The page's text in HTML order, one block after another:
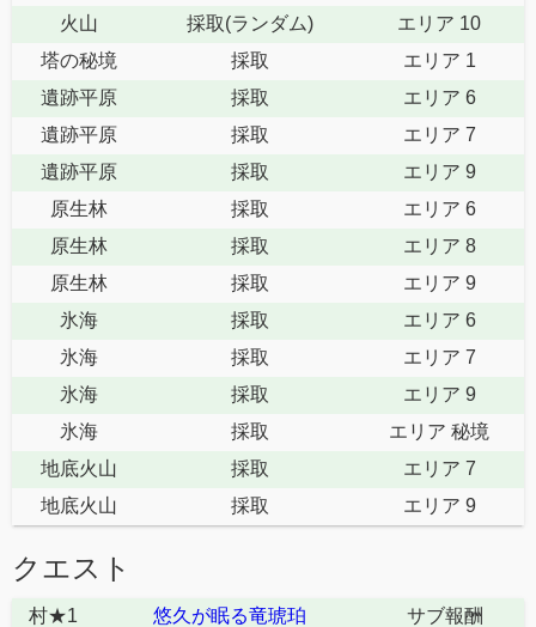
火山
採取(ランダム)
エリア 10
塔の秘境
採取
エリア 1
遺跡平原
採取
エリア 6
遺跡平原
採取
エリア 7
遺跡平原
採取
エリア 9
原生林
採取
エリア 6
原生林
採取
エリア 8
原生林
採取
エリア 9
氷海
採取
エリア 6
氷海
採取
エリア 7
氷海
採取
エリア 9
氷海
採取
エリア 秘境
地底火山
採取
エリア 7
地底火山
採取 エリア 9
クエスト
村★1 悠久が眠る竜琥珀
サブ報酬